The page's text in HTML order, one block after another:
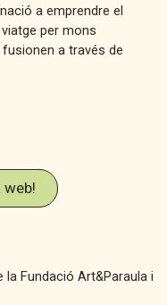
a emprendre el
per mons
a través de
web!
Fundació Art&Paraula i